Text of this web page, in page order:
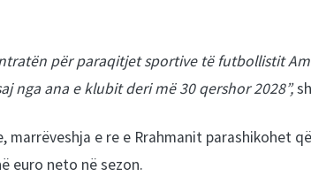
për paraqitjet sportive të futbollistit
nga ana e klubit deri më 30 qershor 2028”,
e re e Rrahmanit parashikohet
euro neto në sezon.